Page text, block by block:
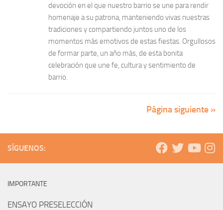
devoción en el que nuestro barrio se une para rendir
homenaje a su patrona, manteniendo vivas nuestras
tradiciones y compartiendo juntos uno de los
momentos más emotivos de estas fiestas. Orgullosos
de formar parte, un año más, de esta bonita
celebración que une fe, cultura y sentimiento de
barrio.
Página siguiente »
SÍGUENOS:
IMPORTANTE
ENSAYO PRESELECCIÓN